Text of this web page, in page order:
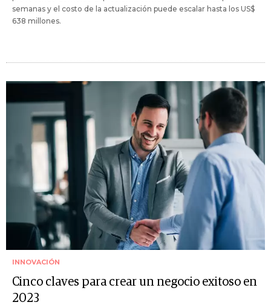
semanas y el costo de la actualización puede escalar hasta los US$
638 millones.
INNOVACIÓN
Cinco claves para crear un negocio exitoso en
2023